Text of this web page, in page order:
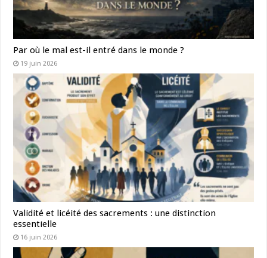
Par où le mal est-il entré dans le monde ?
19 juin 2026
Validité et licéité des sacrements : une distinction
essentielle
16 juin 2026